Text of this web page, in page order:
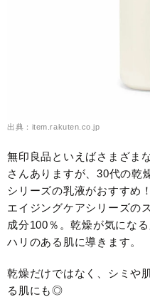
出典：item.rakuten.co.jp
無印良品といえばさまざま
さんありますが、30代の乾
シリーズの乳液がおすすめ！
エイジングケアシリーズの
成分100％。乾燥が気にな
ハリのある肌に導きます。
乾燥だけではなく、シミや
る肌にも◎